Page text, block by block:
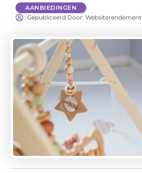
AANBIEDINGEN
Gepubliceerd Door: Websiterendement